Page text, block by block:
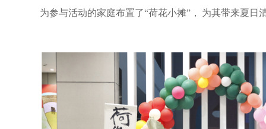
为参与活动的家庭布置了“荷花小摊”， 为其带来夏日